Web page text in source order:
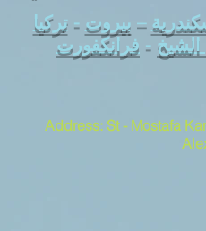
– بيروت -تركيا
- فرانكفورت
Address: St - Mostafa